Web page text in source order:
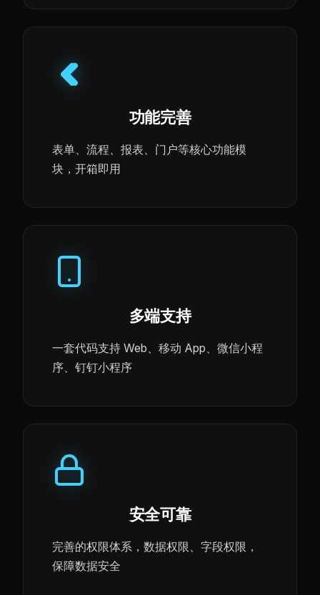
功能完善
表单、流程、报表、门户等核心功能模
块，开箱即用
多端支持
一套代码支持 Web、移动 App、微信小程
序、钉钉小程序
安全可靠
完善的权限体系，数据权限、字段权限，
保障数据安全